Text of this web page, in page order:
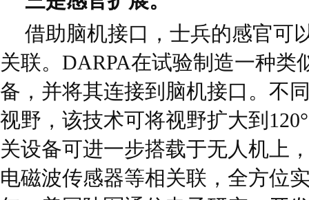
借助脑机接口，士兵的感官可
关联。DARPA在试验制造一种类
备，并将其连接到脑机接口。不
视野，该技术可将视野扩大到
关设备可进一步搭载于无人机上
电磁波传感器等相关联，全方位